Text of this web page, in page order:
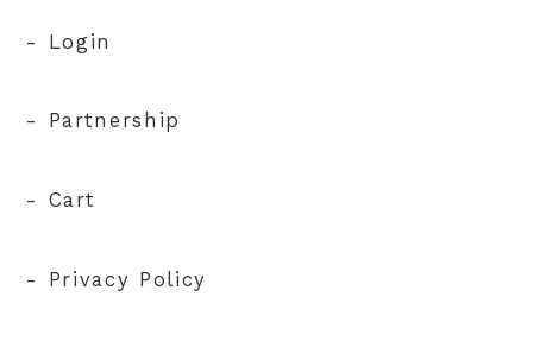
- Login
- Partnership
- Cart
- Privacy Policy